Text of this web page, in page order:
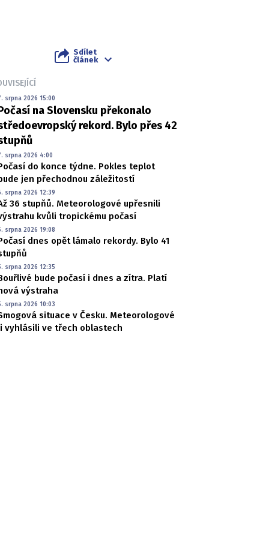
Sdílet
článek
srpna 2026 15:00
na Slovensku překonalo
rekord. Bylo přes 42
srpna 2026 4:00
do konce týdne. Pokles teplot
jen přechodnou záležitostí
srpna 2026 12:39
36 stupňů. Meteorologové upřesnili
kvůli tropickému počasí
srpna 2026 19:08
dnes opět lámalo rekordy. Bylo 41
srpna 2026 12:35
bude počasí i dnes a zítra. Platí
výstraha
srpna 2026 10:03
situace v Česku. Meteorologové
vyhlásili ve třech oblastech